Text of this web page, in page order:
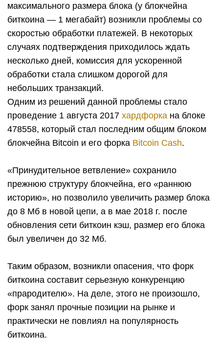
максимального размера блока (у блокчейна
биткоина — 1 мегабайт) возникли проблемы со
скоростью обработки платежей. В некоторых
случаях подтверждения приходилось ждать
несколько дней, комиссия для ускоренной
обработки стала слишком дорогой для
небольших транзакций.
Одним из решений данной проблемы стало
проведение 1 августа 2017 хардфорка на блоке
478558, который стал последним общим блоком
блокчейна Bitcoin и его форка Bitcoin Cash.
«Принудительное ветвление» сохранило
прежнюю структуру блокчейна, его «раннюю
историю», но позволило увеличить размер блока
до 8 Мб в новой цепи, а в мае 2018 г. после
обновления сети биткоин кэш, размер его блока
был увеличен до 32 Мб.
Таким образом, возникли опасения, что форк
биткоина составит серьезную конкуренцию
«прародителю». На деле, этого не произошло,
форк занял прочные позиции на рынке и
практически не повлиял на популярность
биткоина.